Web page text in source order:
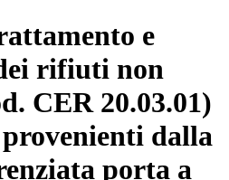
e
rifiuti non
CER 20.03.01)
dalla
porta a